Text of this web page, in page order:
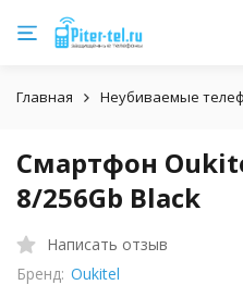
Главная Неубиваемые
Смартфон
8/256Gb Black
Написать отзыв
Бренд: Oukitel